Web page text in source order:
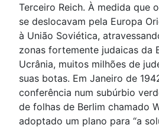
Terceiro Reich. À medida que
se deslocavam pela Europa
à União Soviética,
zonas fortemente judaicas da
Ucrânia, muitos milhões de
suas botas. Em Janeiro de
conferência num subúrbio
de folhas de Berlim chamado
adoptado um plano para “a